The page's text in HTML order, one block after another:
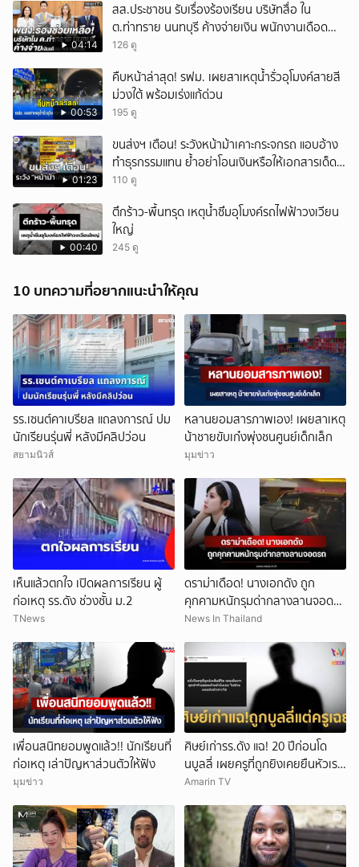
04:14
สส.ประชาชน รับเรื่องร้องเรียน บริษัทสื่อ ใน
ต.ท่าทราย นนทบุรี ค้างจ่ายเงิน พนักงานเดือด
ร้อนนับร้อย
126 ดู
00:53
คืบหน้าล่าสุด! รฟม. เผยสาเหตุน้ำรั่วอุโมงค์สายสี
ม่วงใต้ พร้อมเร่งแก้ด่วน
195 ดู
01:23
ขนส่งฯ เตือน! ระวังหน้าม้าเคาะกระจกรถ แอบอ้าง
ทำธุรกรรมแทน ย้ำอย่าโอนเงินหรือให้เอกสารเด็ด
ขาด
110 ดู
00:40
ตึกร้าว-พื้นทรุด เหตุน้ำซึมอุโมงค์รถไฟฟ้าวงเวียน
ใหญ่
245 ดู
10 บทความที่อยากแนะนำให้คุณ
รร.เซนต์คาเบรียล แถลงการณ์ ปม
นักเรียนรุ่นพี่ หลังมีคลิปว่อน
สยามนิวส์
หลานยอมสารภาพเอง! เผยสาเหตุ
น้าชายขับเก๋งพุ่งชนศูนย์เด็กเล็ก
มุมข่าว
เห็นแล้วตกใจ เปิดผลการเรียน ผู้
ก่อเหตุ รร.ดัง ช่วงชั้น ม.2
TNews
ดราม่าเดือด! นางเอกดัง ถูก
คุกคามหนักรุมด่ากลางลานจอดรถ
(ข่าวต่างประเทศ)
News In Thailand
เพื่อนสนิทยอมพูดแล้ว!! นักเรียนที่
ก่อเหตุ เล่าปัญหาส่วนตัวให้ฟัง
มุมข่าว
ศิษย์เก่ารร.ดัง แฉ! 20 ปีก่อนโด
นบูลลี่ เผยครูที่ถูกยิงเคยยืนหัวเราะ
ใส่
Amarin TV